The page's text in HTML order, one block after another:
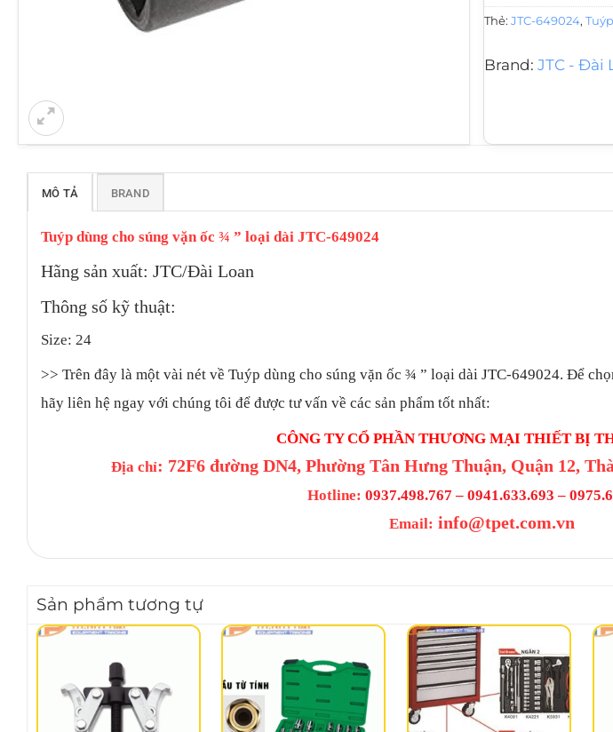
Thẻ:JTC-649024,
Brand: JTC - Đài
MÔ TẢ BRAND
Tuýp dùng cho súng vặn ốc ¾ ” loại dài JTC-649024
Hãng sản xuất: JTC/Đài Loan
Thông số kỹ thuật:
Size: 24
>> Trên đây là một vài nét về Tuýp dùng cho súng vặn ốc ¾ ” loại dài JTC-649024. Để
hãy liên hệ ngay với chúng tôi để được tư vấn về các sản phẩm tốt nhất:
CÔNG TY CỔ PHẦN THƯƠNG MẠI THIẾT BỊ
Địa chỉ: 72F6 đường DN4, Phường Tân Hưng Thuận, Quận 12,
Hotline: 0937.498.767 – 0941.633.693 –
Email: info@tpet.com.vn
Sản phẩm tương tự